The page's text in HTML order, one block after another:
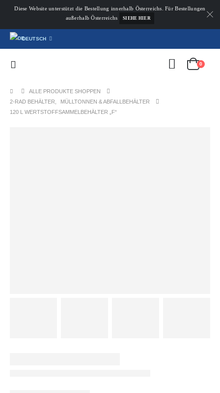
Diese Website unterstützt die Bestellung innerhalb Österreichs. Für Bestellungen
außerhalb Österreichs
SIEHE HIER
DEUTSCH
0
ALLE PRODUKTE SHOPPEN
2-RAD BEHÄLTER
MÜLLTONNEN & ABFALLBEHÄLTER
120 L WERTSTOFFSAMMELBEHÄLTER „F“